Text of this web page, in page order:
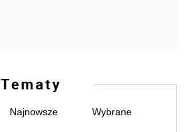
Tematy
Najnowsze Wybrane